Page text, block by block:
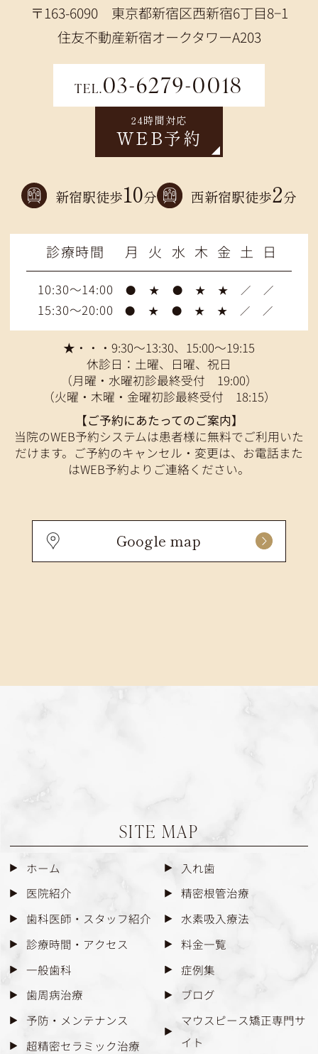
〒163-6090 東京都新宿区西新宿6丁目8−1
住友不動産新宿オークタワーA203
TEL.03-6279-0018
24時間対応
WEB予約
新宿駅徒歩10分 西新宿駅徒歩2分
診療時間 月 火 水 木 金 土 日
10:30～14:00 ● ★ ● ★ ★ ／ ／
15:30～20:00 ● ★ ● ★ ★ ／ ／
★・・・9:30～13:30、15:00～19:15
休診日：土曜、日曜、祝日
（月曜・水曜初診最終受付 19:00）
（火曜・木曜・金曜初診最終受付 18:15）
【ご予約にあたってのご案内】
当院のWEB予約システムは患者様に無料でご利用いた
だけます。ご予約のキャンセル・変更は、お電話また
はWEB予約よりご連絡ください。
Google map
SITE MAP
ホーム
医院紹介
歯科医師・スタッフ紹介
診療時間・アクセス
一般歯科
歯周病治療
予防・メンテナンス
超精密セラミック治療
入れ歯
精密根管治療
水素吸入療法
料金一覧
症例集
ブログ
マウスピース矯正専門サ
イト